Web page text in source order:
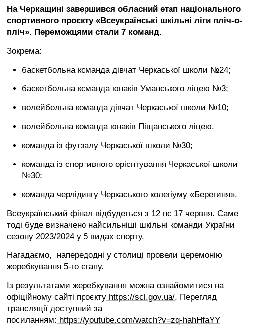
На Черкащині завершився обласний етап національного
спортивного проєкту «Всеукраїнські шкільні ліги пліч-о-
пліч». Переможцями стали 7 команд.
Зокрема:
баскетбольна команда дівчат Черкаської школи №24;
баскетбольна команда юнаків Уманського ліцею №3;
волейбольна команда дівчат Черкаської школи №10;
волейбольна команда юнаків Піщанського ліцею.
команда із футзалу Черкаської школи №30;
команда із спортивного орієнтування Черкаської школи
№30;
команда черлідингу Черкаського колегіуму «Берегиня».
Всеукраїнський фінал відбудеться з 12 по 17 червня. Саме
тоді буде визначено найсильніші шкільні команди України
сезону 2023/2024 у 5 видах спорту.
Нагадаємо, напередодні у столиці провели церемонію
жеребкування 5-го етапу.
Із результатами жеребкування можна ознайомитися на
офіційному сайті проєкту https://scl.gov.ua/. Перегляд
трансляції доступний за
посиланням: https://youtube.com/watch?v=zq-hahHfaYY